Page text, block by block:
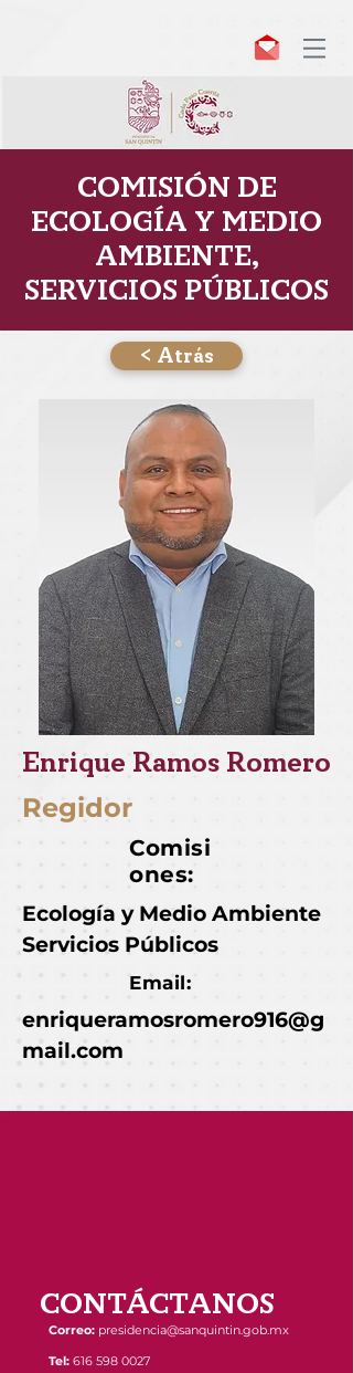
COMISIÓN DE
ECOLOGÍA Y MEDIO
AMBIENTE,
SERVICIOS PÚBLICOS
< Atrás
Enrique Ramos Romero
Regidor
Comisi
ones:
Ecología y Medio Ambiente
Servicios Públicos
Email:
enriqueramosromero916@g
mail.com
CONTÁCTANOS
Correo: presidencia@sanquintin.gob.mx
Tel: 616 598 0027